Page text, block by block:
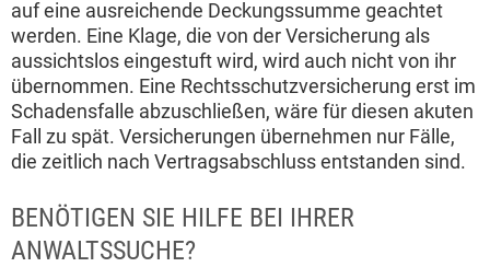
auf eine ausreichende Deckungssumme geachtet
werden. Eine Klage, die von der Versicherung als
aussichtslos eingestuft wird, wird auch nicht von ihr
übernommen. Eine Rechtsschutzversicherung erst im
Schadensfalle abzuschließen, wäre für diesen akuten
Fall zu spät. Versicherungen übernehmen nur Fälle,
die zeitlich nach Vertragsabschluss entstanden sind.
BENÖTIGEN SIE HILFE BEI IHRER
ANWALTSSUCHE?